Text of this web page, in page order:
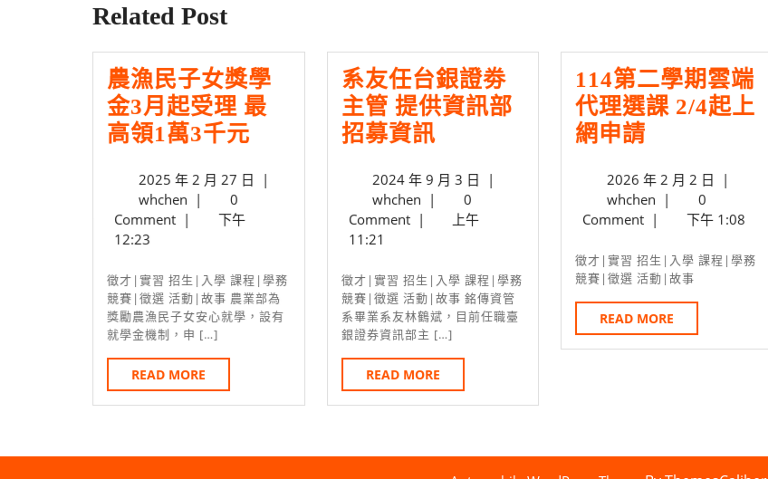
Related Post
農漁民子女獎學
金3月起受理 最
高領1萬3千元
民
獎
學
金
起
理
2025 年 2 月 27 日 2025
日
|
whchenwhchen
|
0
Comment |
下午
12:23
徵才|實習 招生|入學 課程|學務
競賽|徵選 活動|故事 農業部為
獎勵農漁民子女安心就學，設有
就學金機制，申 […]
READ MORE
MORE
系友任台銀證劵
主管 提供資訊部
招募資訊系
任
台
證
劵
主
提
供
訊
2024 年 9 月 3 日 2024
日
|
whchen whchen
|
0
Comment |
上午
11:21
徵才|實習 招生|入學 課程|學務
競賽|徵選 活動|故事 銘傳資管
系畢業系友林鶴斌，目前任職臺
銀證券資訊部主 […]
READ MOREREAD
MORE
114第二學期雲端
代理選課 2/4起上
網申請
二
學
雲
端
代
理
起
2026 年 2 月 2 日 2026
2
2
|
whchen whchen
|
0
Comment | 下午 1:08
徵才|實習 招生|入學 課程|學務
競賽|徵選 活動|故事
READ MORE
MORE